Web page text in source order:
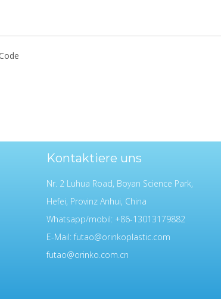
Kontaktiere uns
Nr. 2 Luhua Road, Boyan Science Park,
Hefei, Provinz Anhui, China
Whatsapp/mobil: +86-13013179882
E-Mail:futao@orinkoplastic.com
futao@orinko.com.cn